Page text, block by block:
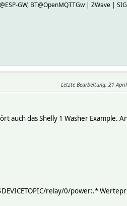
GW, BT@OpenMQTTGw | ZWave |
Letzte Bearbeitung: 21
auch das Shelly 1 Washer Example.
relay/0/power:.*